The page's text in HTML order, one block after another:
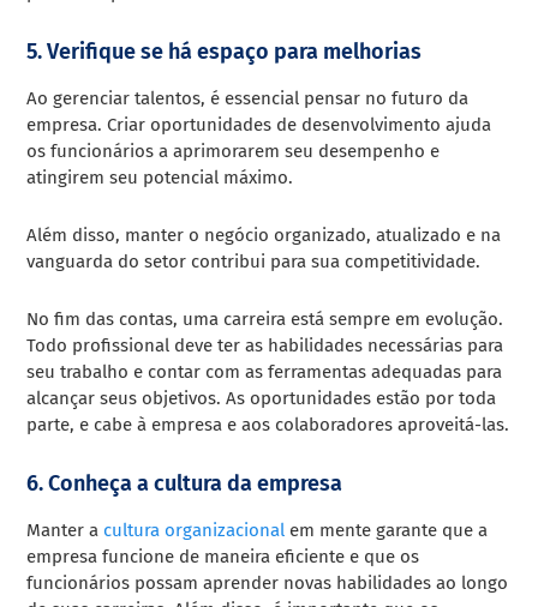
5. Verifique se há espaço para melhorias
Ao gerenciar talentos, é essencial pensar no futuro da
empresa. Criar oportunidades de desenvolvimento ajuda
os funcionários a aprimorarem seu desempenho e
atingirem seu potencial máximo.
Além disso, manter o negócio organizado, atualizado e na
vanguarda do setor contribui para sua competitividade.
No fim das contas, uma carreira está sempre em evolução.
Todo profissional deve ter as habilidades necessárias para
seu trabalho e contar com as ferramentas adequadas para
alcançar seus objetivos. As oportunidades estão por toda
parte, e cabe à empresa e aos colaboradores aproveitá-las.
6. Conheça a cultura da empresa
Manter a cultura organizacional em mente garante que a
empresa funcione de maneira eficiente e que os
funcionários possam aprender novas habilidades ao longo